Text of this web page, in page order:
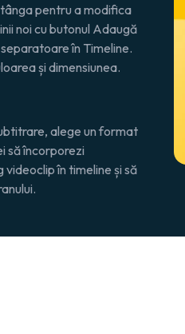
pentru a modifica
noi cu butonul Adaugă
în Timeline.
și dimensiunea.
alege un format
să încorporezi
în timeline și să